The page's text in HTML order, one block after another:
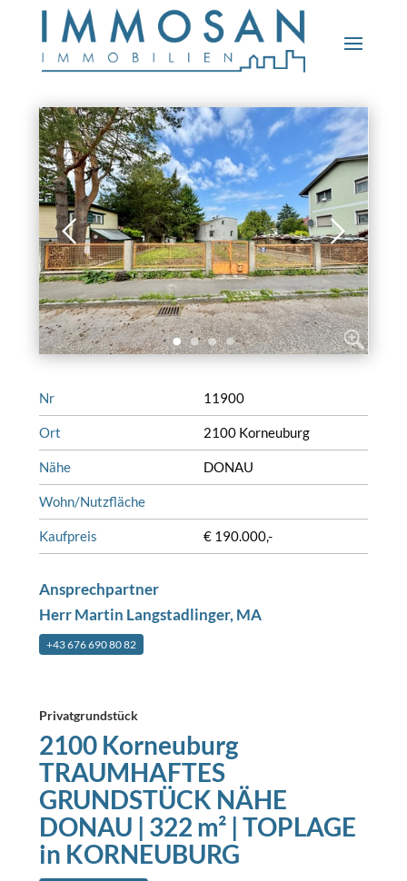
Nr 11900
Ort 2100 Korneuburg
Nähe DONAU
Wohn/Nutzfläche
Kaufpreis € 190.000,-
Ansprechpartner
Herr Martin Langstadlinger, MA
+43 676 690 80 82
Privatgrundstück
2100 Korneuburg
TRAUMHAFTES
GRUNDSTÜCK NÄHE
DONAU | 322 m² | TOPLAGE
in KORNEUBURG